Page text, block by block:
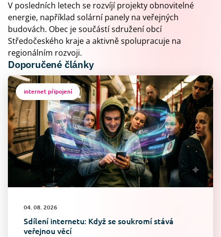
V posledních letech se rozvíjí projekty obnovitelné
energie, například solární panely na veřejných
budovách. Obec je součástí sdružení obcí
Středočeského kraje a aktivně spolupracuje na
regionálním rozvoji.
Doporučené články
internet připojení
04. 08. 2026
Sdílení internetu: Když se soukromí stává
veřejnou věcí